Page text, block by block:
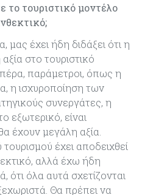
το τουριστικό μοντέλο
μας έχει ήδη διδάξει ότι η
στο τουριστικό
παράμετροι, όπως η
η ισχυροποίηση των
συνεργάτες, η
εξωτερικό, είναι
έχουν μεγάλη αξία.
έχει αποδειχθεί
αλλά έχω ήδη
ότι όλα αυτά σχετίζονται
Θα πρέπει να